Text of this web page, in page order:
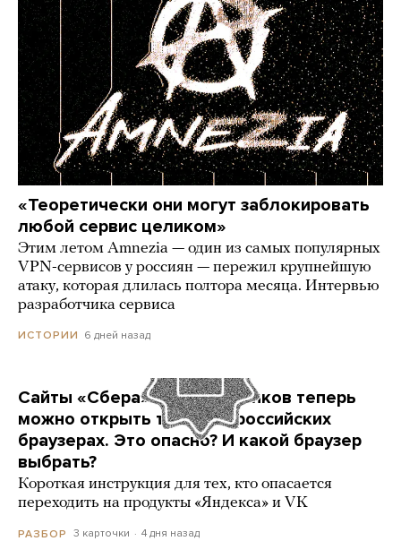
«Теоретически они могут заблокировать
любой сервис целиком»
Этим летом Amnezia — один из самых популярных
VPN-сервисов у россиян — пережил крупнейшую
атаку, которая длилась полтора месяца. Интервью
разработчика сервиса
ИСТОРИИ 6 дней назад
Сайты «Сбера» и других банков теперь
можно открыть только в российских
браузерах. Это опасно? И какой браузер
выбрать?
Короткая инструкция для тех, кто опасается
переходить на продукты «Яндекса» и VK
РАЗБОР 3 карточки 4 дня назад